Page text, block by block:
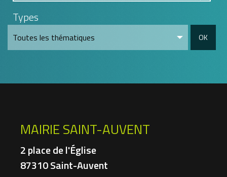
Types
OK
MAIRIE SAINT-AUVENT
2 place de l'Église
87310 Saint-Auvent